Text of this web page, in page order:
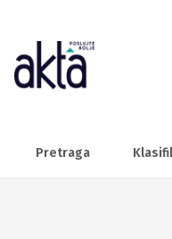
Pretraga